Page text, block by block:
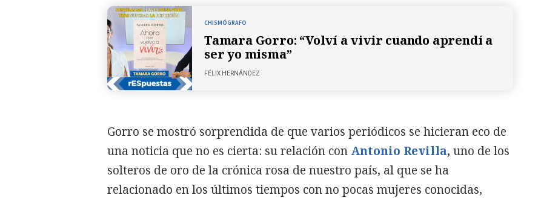
CHISMÓGRAFO
Tamara Gorro: “Volví a vivir cuando aprendí a
ser yo misma”
FÉLIX HERNÁNDEZ
Gorro se mostró sorprendida de que varios periódicos se hicieran eco de
una noticia que no es cierta: su relación con Antonio Revilla, uno de los
solteros de oro de la crónica rosa de nuestro país, al que se ha
relacionado en los últimos tiempos con no pocas mujeres conocidas,